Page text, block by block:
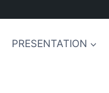
PRESENTATION